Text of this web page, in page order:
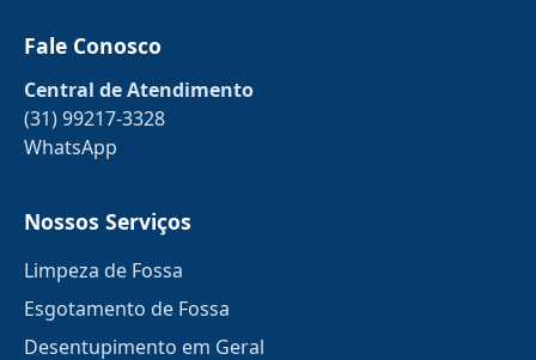
Fale Conosco
Central de Atendimento
(31) 99217-3328
WhatsApp
Nossos Serviços
Limpeza de Fossa
Esgotamento de Fossa
Desentupimento em Geral